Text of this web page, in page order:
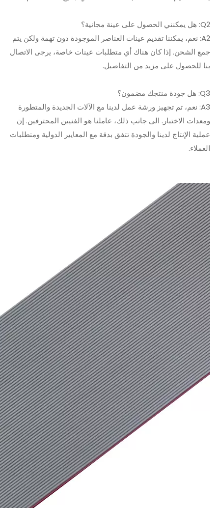
Q2: هل يمكنني الحصول على عينة مجانية؟
A2: نعم، يمكننا تقديم عينات العناصر الموجودة دون تهمة ولكن يتم
جمع الشحن. إذا كان هناك أي متطلبات عينات خاصة، يرجى الاتصال
بنا للحصول على مزيد من التفاصيل.
Q3: هل جودة منتجك مضمون؟
A3: نعم، تم تجهيز ورشة عمل لدينا مع الآلات الجديدة والمتطورة
ومعدات الاختبار. الى جانب ذلك، عاملنا هو الفنيين المحترفين. إن
عملية الإنتاج لدينا والجودة تتفق بدقة مع المعايير الدولية ومتطلبات
العملاء.